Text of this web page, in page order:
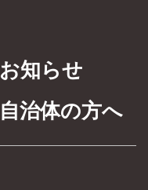
お知らせ
自治体の方へ